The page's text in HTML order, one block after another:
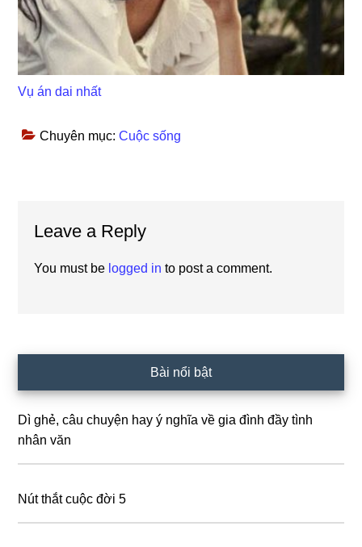
Vụ án dai nhất
Chuyên mục:Cuộc sống
Interactions
Leave a Reply
You must be logged in to post a comment.
Sidebar
Bài nổi bật
Dì ghẻ, câu chuyện hay ý nghĩa về gia đình đầy tình
nhân văn
Nút thắt cuộc đời 5